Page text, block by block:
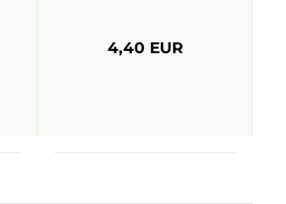
4,40 EUR